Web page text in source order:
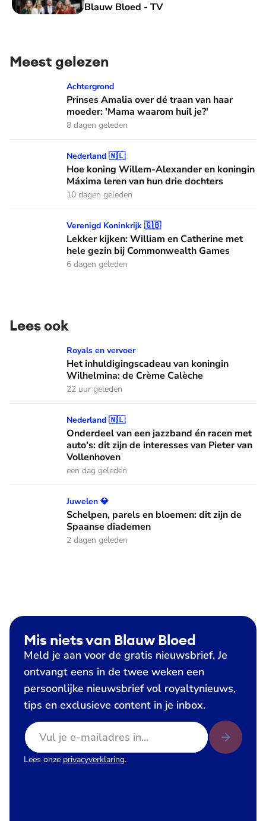
Blauw Bloed - TV
Meest gelezen
Prinses Amalia over dé traan van haar moeder: 'Mama
Achtergrond
Prinses Amalia over dé traan van haar
moeder: 'Mama waarom huil je?'
8 dagen geleden
Hoe koning Willem-Alexander en koningin Máxima leren
Nederland 🇳🇱
Hoe koning Willem-Alexander en koningin
Máxima leren van hun drie dochters
10 dagen geleden
Lekker kijken: William en Catherine met hele gezin bij
Verenigd Koninkrijk 🇬🇧
Lekker kijken: William en Catherine met
hele gezin bij Commonwealth Games
6 dagen geleden
Lees ook
Het inhuldigingscadeau van koningin Wilhelmina: de
Royals en vervoer
Het inhuldigingscadeau van koningin
Wilhelmina: de Crème Calèche
22 uur geleden
Onderdeel van een jazzband én racen met auto's: dit zijn
Nederland 🇳🇱
Onderdeel van een jazzband én racen met
auto's: dit zijn de interesses van Pieter van
Vollenhoven
een dag geleden
Schelpen, parels en bloemen: dit zijn de Spaanse diademen
Juwelen 💎
Schelpen, parels en bloemen: dit zijn de
Spaanse diademen
2 dagen geleden
Mis niets van Blauw Bloed
Meld je aan voor de gratis nieuwsbrief. Je
ontvangt eens in de twee weken een
persoonlijke nieuwsbrief vol royaltynieuws,
tips en exclusieve content in je inbox.
E-mailadres
Lees onze privacyverklaring.